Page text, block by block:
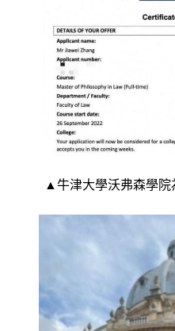
▲牛津大學沃弗森學院